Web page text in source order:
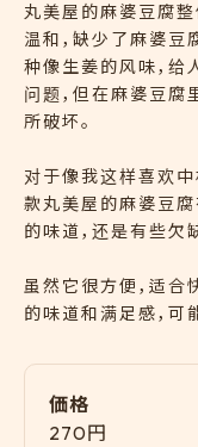
丸美屋的麻婆豆腐
温和，缺少了麻婆豆
种像生姜的风味，给
问题，但在麻婆豆腐
所破坏。
对于像我这样喜欢
款丸美屋的麻婆豆腐
的味道，还是有些欠
虽然它很方便，适合
的味道和满足感，可
価格
270円